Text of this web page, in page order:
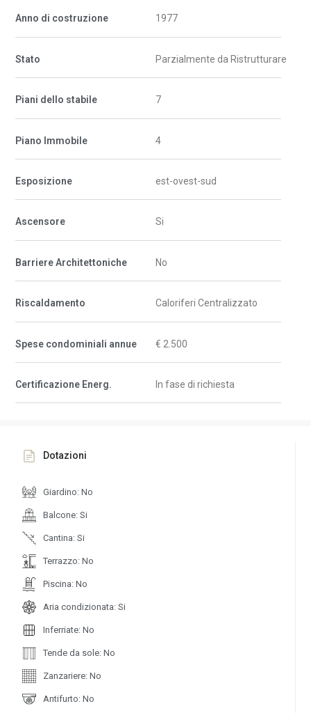
Anno di costruzione 1977
Stato Parzialmente da Ristrutturare
Piani dello stabile 7
Piano Immobile 4
Esposizione est-ovest-sud
Ascensore Si
Barriere Architettoniche No
Riscaldamento Caloriferi Centralizzato
Spese condominiali annue € 2.500
Certificazione Energ. In fase di richiesta
Dotazioni
Giardino: No
Balcone: Si
Cantina: Si
Terrazzo: No
Piscina: No
Aria condizionata: Si
Inferriate: No
Tende da sole: No
Zanzariere: No
Antifurto: No